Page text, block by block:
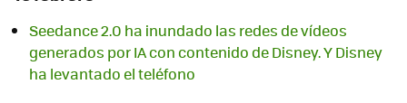
Seedance 2.0 ha inundado las redes de vídeos
generados por IA con contenido de Disney. Y Disney
ha levantado el teléfono